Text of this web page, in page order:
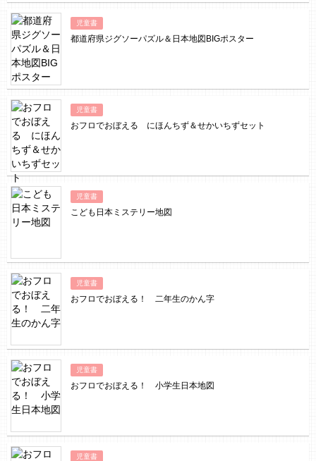
児童書
都道府県ジグソーパズル＆日本地図BIGポスター
児童書
おフロでおぼえる にほんちず＆せかいちずセット
児童書
こども日本ミステリー地図
児童書
おフロでおぼえる！ 二年生のかん字
児童書
おフロでおぼえる！ 小学生日本地図
児童書